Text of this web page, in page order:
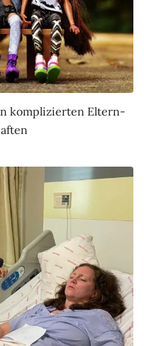
komplizierten Eltern-